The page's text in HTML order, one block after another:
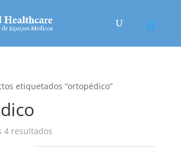
etiquetados “ortopédico”
4 resultados